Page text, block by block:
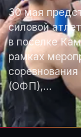
30 мая
силовой
в поселке
рамках
(ОФП),…